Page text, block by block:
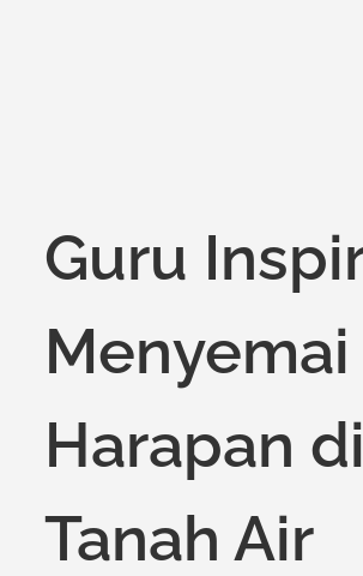
Guru
Menyemai
Harapan di
Tanah Air